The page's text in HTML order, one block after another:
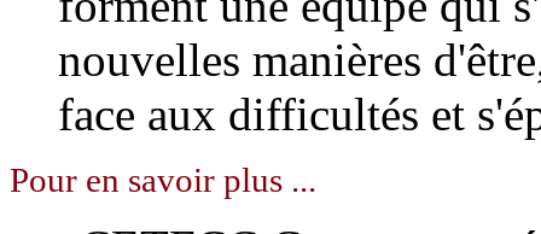
nouvelles manières
face aux difficultés et
Pour en savoir plus ...